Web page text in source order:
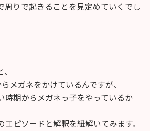
周りで起きることを見定めていくでし
メガネをかけているんですが、
時期からメガネっ子をやっているか
ピソードと解釈を紐解いてみます。